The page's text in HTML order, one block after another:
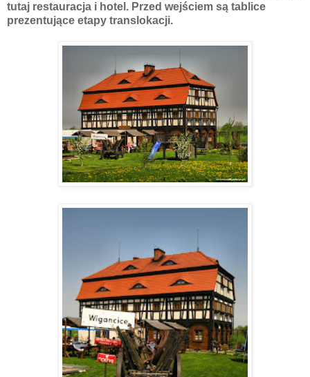
tutaj restauracja i hotel. Przed wejściem są tablice
prezentujące etapy translokacji.